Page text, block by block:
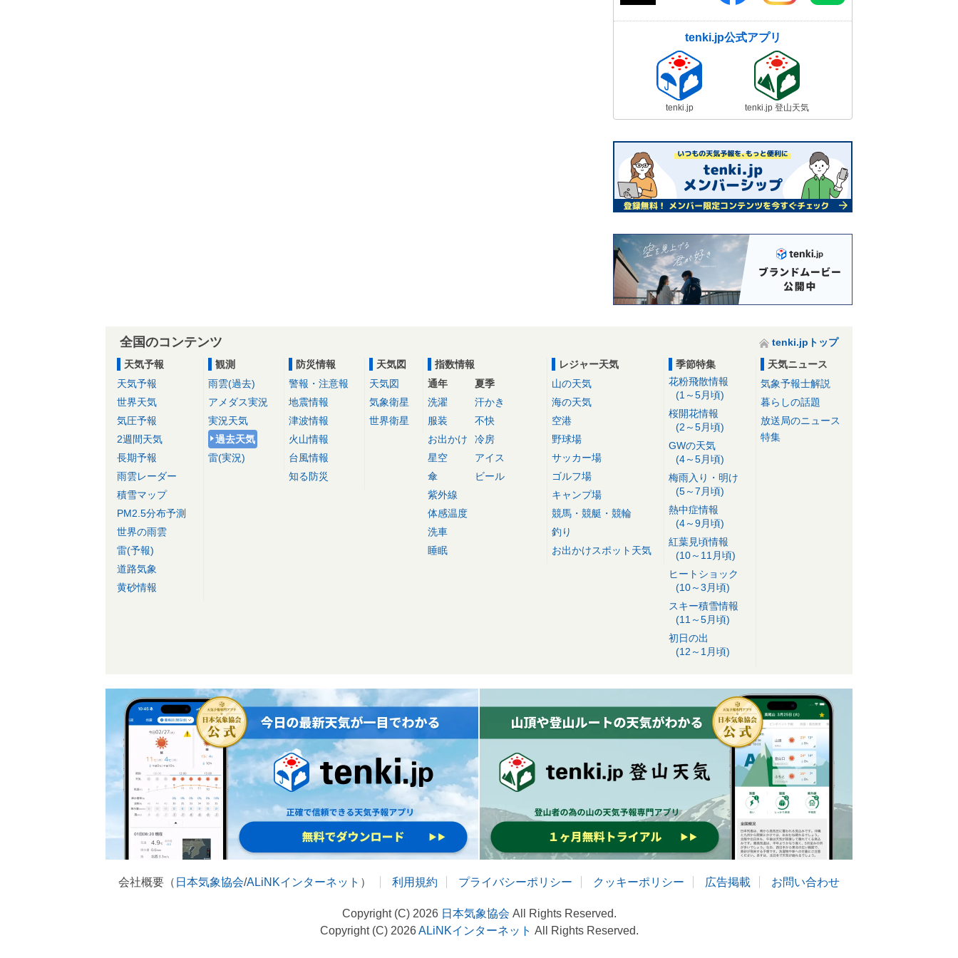
tenki.jp公式アプリ
tenki.jp tenki.jp 登山天気
全国のコンテンツ
tenki.jpトップ
天気予報
天気予報
世界天気
気圧予報
2週間天気
長期予報
雨雲レーダー
積雪マップ
PM2.5分布予測
世界の雨雲
雷(予報)
道路気象
黄砂情報
観測
雨雲(過去)
アメダス実況
実況天気
過去天気
雷(実況)
防災情報
警報・注意報
地震情報
津波情報
火山情報
台風情報
知る防災
天気図
天気図
気象衛星
世界衛星
指数情報
通年
洗濯
服装
お出かけ
星空
傘
紫外線
体感温度
洗車
睡眠
夏季
汗かき
不快
冷房
アイス
ビール
レジャー天気
山の天気
海の天気
空港
野球場
サッカー場
ゴルフ場
キャンプ場
競馬・競艇・競輪
釣り
お出かけスポット天気
季節特集
花粉飛散情報
(1～5月頃)
桜開花情報
(2～5月頃)
GWの天気
(4～5月頃)
梅雨入り・明け
(5～7月頃)
熱中症情報
(4～9月頃)
紅葉見頃情報
(10～11月頃)
ヒートショック
(10～3月頃)
スキー積雪情報
(11～5月頃)
初日の出
(12～1月頃)
天気ニュース
気象予報士解説
暮らしの話題
放送局のニュース
特集
会社概要（ 日本気象協会/ALiNKインターネット ） 利用規約 プライバシーポリシー クッキーポリシー 広告掲載 お問い合わせ
Copyright (C) 2026 日本気象協会 All Rights Reserved.
Copyright (C) 2026ALiNKインターネット All Rights Reserved.